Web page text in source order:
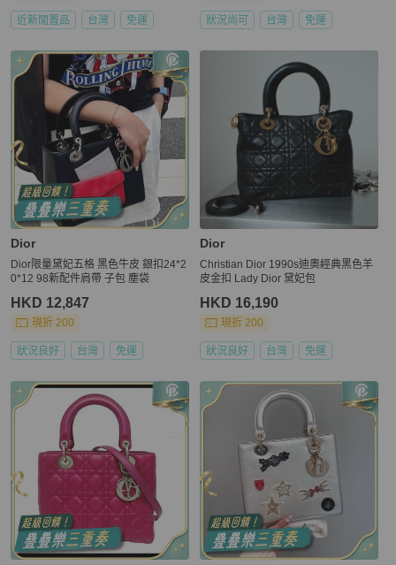
近新閒置品 台灣 免運 狀況尚可 台灣 免運
Dior
Dior限量黛妃五格 黑色牛皮 銀扣24*2
0*12 98新配件肩帶 子包 塵袋
HKD 12,847
現折 200
狀況良好 台灣 免運
Dior
Christian Dior 1990s迪奧經典黑色羊
皮金扣 Lady Dior 黛妃包
HKD 16,190
現折 200
狀況良好 台灣 免運